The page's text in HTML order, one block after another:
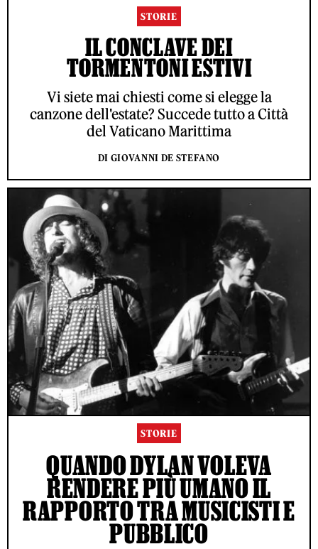
STORIE
IL CONCLAVE DEI
TORMENTONI ESTIVI
Vi siete mai chiesti come si elegge la
canzone dell'estate? Succede tutto a Città
del Vaticano Marittima
DI GIOVANNI DE STEFANO
STORIE
QUANDO DYLAN VOLEVA
RENDERE PIÙ UMANO IL
RAPPORTO TRA MUSICISTI E
PUBBLICO